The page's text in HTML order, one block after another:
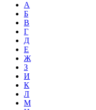
А
Б
В
Г
Д
Е
Ж
З
И
К
Л
М